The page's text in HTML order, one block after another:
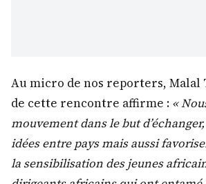
Au micro de nos reporters, Malal
de cette rencontre affirme : «
mouvement dans le but
idées entre pays mais aussi
la sensibilisation des jeunes